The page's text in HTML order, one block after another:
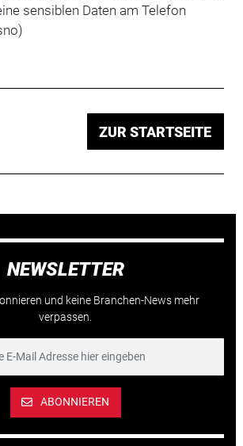
sensiblen Daten am Telefon
ZUR STARTSEITE
NEWSLETTER
und keine Branchen-News mehr
verpassen.
ABONNIEREN